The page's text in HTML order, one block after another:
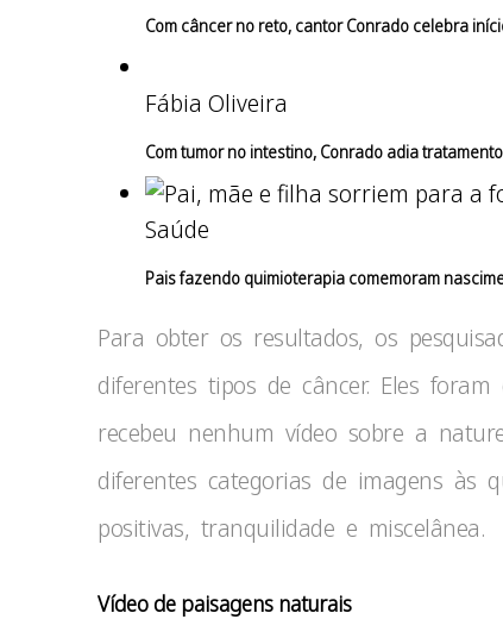
Com câncer no reto, cantor Conrado celebra
Fábia Oliveira
Com tumor no intestino, Conrado adia
Saúde
Pais fazendo quimioterapia comemoram
Para obter os resultados, os
diferentes tipos de câncer. Eles
recebeu nenhum vídeo sobre a
diferentes categorias de imagens às
positivas, tranquilidade e miscelânea.
Vídeo de paisagens naturais